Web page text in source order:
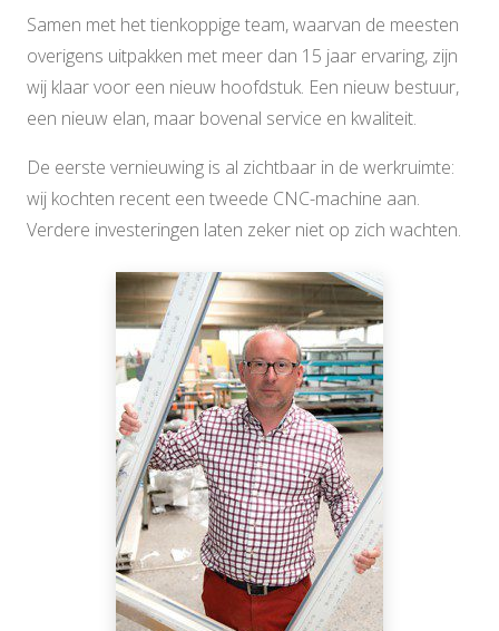
Samen met het tienkoppige team, waarvan de meesten
overigens uitpakken met meer dan 15 jaar ervaring, zijn
wij klaar voor een nieuw hoofdstuk. Een nieuw bestuur,
een nieuw elan, maar bovenal service en kwaliteit.
De eerste vernieuwing is al zichtbaar in de werkruimte:
wij kochten recent een tweede CNC-machine aan.
Verdere investeringen laten zeker niet op zich wachten.